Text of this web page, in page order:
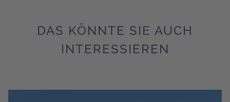
DAS KÖNNTE SIE AUCH
INTERESSIEREN